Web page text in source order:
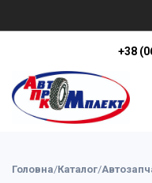
+38
Головна/Каталог/